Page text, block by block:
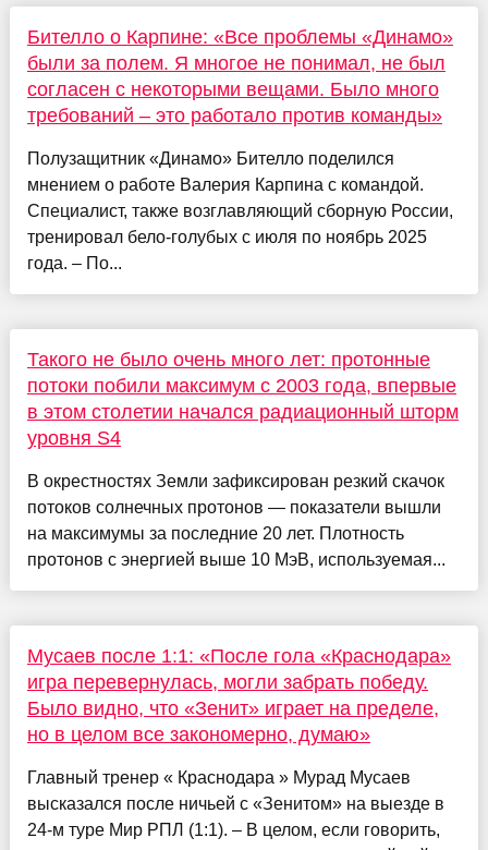
Бителло о Карпине: «Все проблемы «Динамо»
были за полем. Я многое не понимал, не был
согласен с некоторыми вещами. Было много
требований – это работало против команды»
Полузащитник «Динамо» Бителло поделился
мнением о работе Валерия Карпина с командой.
Специалист, также возглавляющий сборную России,
тренировал бело-голубых с июля по ноябрь 2025
года. – По...
Такого не было очень много лет: протонные
потоки побили максимум с 2003 года, впервые
в этом столетии начался радиационный шторм
уровня S4
В окрестностях Земли зафиксирован резкий скачок
потоков солнечных протонов — показатели вышли
на максимумы за последние 20 лет. Плотность
протонов с энергией выше 10 МэВ, используемая...
Мусаев после 1:1: «После гола «Краснодара»
игра перевернулась, могли забрать победу.
Было видно, что «Зенит» играет на пределе,
но в целом все закономерно, думаю»
Главный тренер « Краснодара » Мурад Мусаев
высказался после ничьей с «Зенитом» на выезде в
24-м туре Мир РПЛ (1:1). – В целом, если говорить,